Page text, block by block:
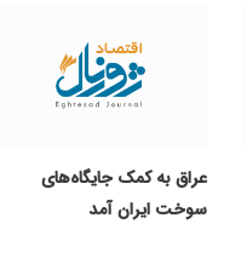
عراق به کمک جایگاه‌های
سوخت ایران آمد